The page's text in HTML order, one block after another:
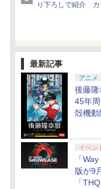
り下ろしで紹介 カ
最新記事
アニメ
後藤
45年
殻機
イベン
「
版が9
「